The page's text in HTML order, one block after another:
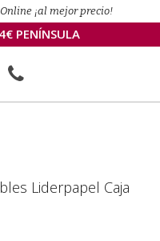
¡al mejor precio!
PENÍNSULA
Liderpapel Caja